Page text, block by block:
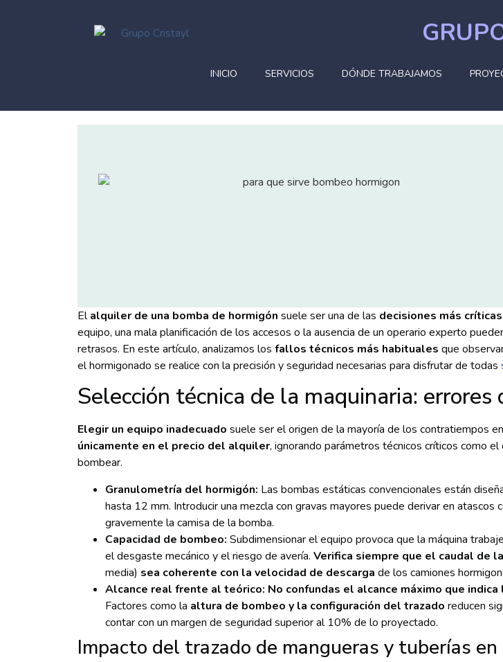
INICIO SERVICIOS DÓNDE TRABAJAMOS
Elalquiler de una bomba de hormigón suele ser una de las decisiones más
equipo, una mala planificación de los accesos o la ausencia de un operario experto
retrasos. En este artículo, analizamos los fallos técnicos más habituales que
el hormigonado se realice con la precisión y seguridad necesarias para disfrutar de todas
Selección técnica de la maquinaria:
Elegir un equipo inadecuado suele ser el origen de la mayoría de los contratiempos
únicamente en el precio del alquiler, ignorando parámetros técnicos críticos como
bombear.
Granulometría del hormigón: Las bombas estáticas convencionales están
hasta 12 mm. Introducir una mezcla con gravas mayores puede derivar en
gravemente la camisa de la bomba.
Capacidad de bombeo: Subdimensionar el equipo provoca que la máquina
el desgaste mecánico y el riesgo de avería. Verifica siempre que el caudal de
media) sea coherente con la velocidad de descarga de los camiones
Alcance real frente al teórico: No confundas el alcance máximo que
Factores como la altura de bombeo y la configuración del trazado reducen
contar con un margen de seguridad superior al 10% de lo proyectado.
Impacto del trazado de mangueras y tuberías en